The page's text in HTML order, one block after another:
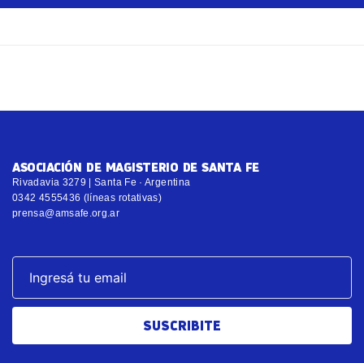
ASOCIACIÓN DE MAGISTERIO DE SANTA FE
Rivadavia 3279 | Santa Fe · Argentina
0342 4555436 (líneas rotativas)
prensa@amsafe.org.ar
SUSCRIBITE